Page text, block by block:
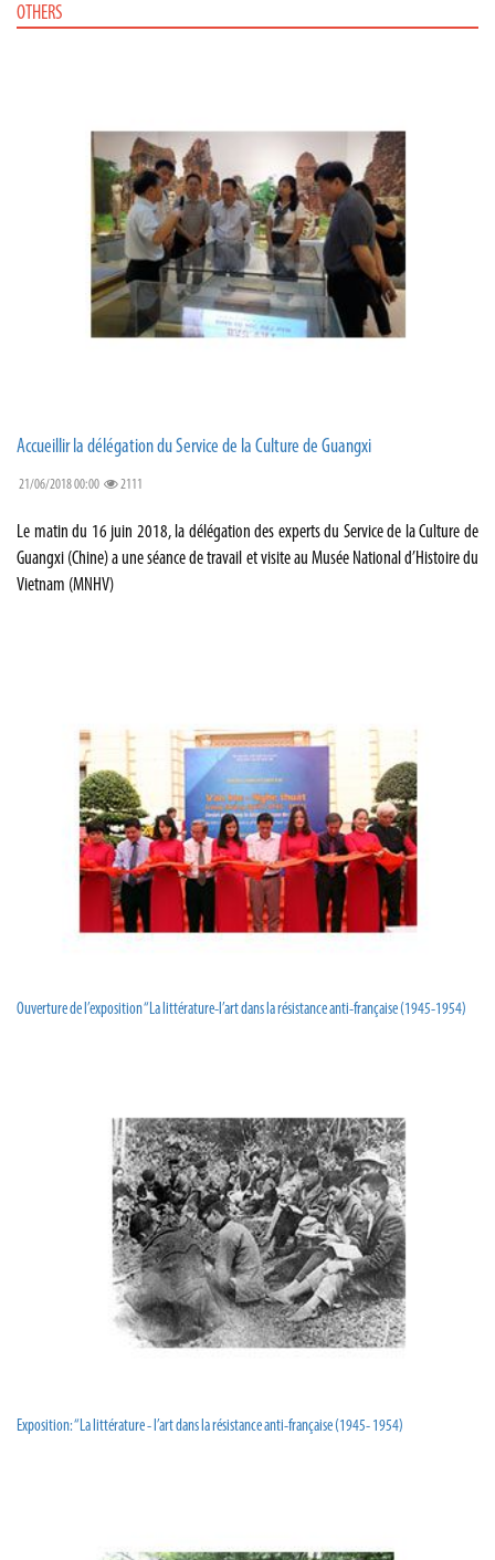
OTHERS
Accueillir la délégation du Service de la Culture de Guangxi
21/06/2018 00:00 2111
Le matin du 16 juin 2018, la délégation des experts du Service de la Culture de
Guangxi (Chine) a une séance de travail et visite au Musée National d’Histoire du
Vietnam (MNHV)
Ouverture de l’exposition “La littérature-l’art dans la résistance anti-française (1945-1954)
Exposition: “La littérature - l’art dans la résistance anti-française (1945- 1954)